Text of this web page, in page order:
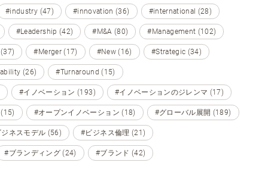
#industry (47) #innovation (36) #international (28)
#Leadership (42) #M&A (80) #Management (102)
#Merger (17) #New (16) #Strategic (34)
(26) #Turnaround (15)
#イノベーション (193) #イノベーションのジレンマ (17)
#オープンイノベーション (18) #グローバル展開 (189)
ネスモデル (56) #ビジネス倫理 (21)
#ブランディング (24) #ブランド (42)